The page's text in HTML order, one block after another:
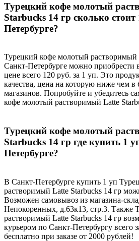
Турецкий кофе молотый
Starbucks 14 гр сколько
Петербурге?
Турецкий кофе молотый растворимый
Санкт-Петербурге можно приобрести
цене всего 120 руб. за 1 уп. Это
качества, цена на которую ниже чем в
магазинов. Попробуйте и убедитесь
кофе молотый растворимый Latte
Турецкий кофе молотый
Starbucks 14 гр где купить 1
Петербурге?
В Санкт-Петербурге купить 1 уп
растворимый Latte Starbucks 14 гр
Возможен самовывоз из магазина-
Непокоренных, д.63к13, стр.3. Также
растворимый Latte Starbucks 14 гр
курьером по Санкт-Петербургу всего
бесплатно при заказе от 2000 рублей!